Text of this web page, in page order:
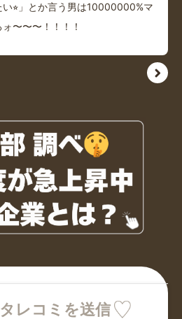
⭐︎」とか言う男は10000000%マ
〜〜〜！！！！
レコミを送信